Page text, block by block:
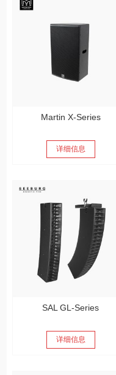
Martin X-Series
详细信息
SAL GL-Series
详细信息